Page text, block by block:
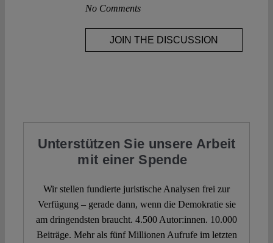
No Comments
JOIN THE DISCUSSION
Unterstützen Sie unsere Arbeit
mit einer Spende
Wir stellen fundierte juristische Analysen frei zur
Verfügung – gerade dann, wenn die Demokratie sie
am dringendsten braucht. 4.500 Autor:innen. 10.000
Beiträge. Mehr als fünf Millionen Aufrufe im letzten